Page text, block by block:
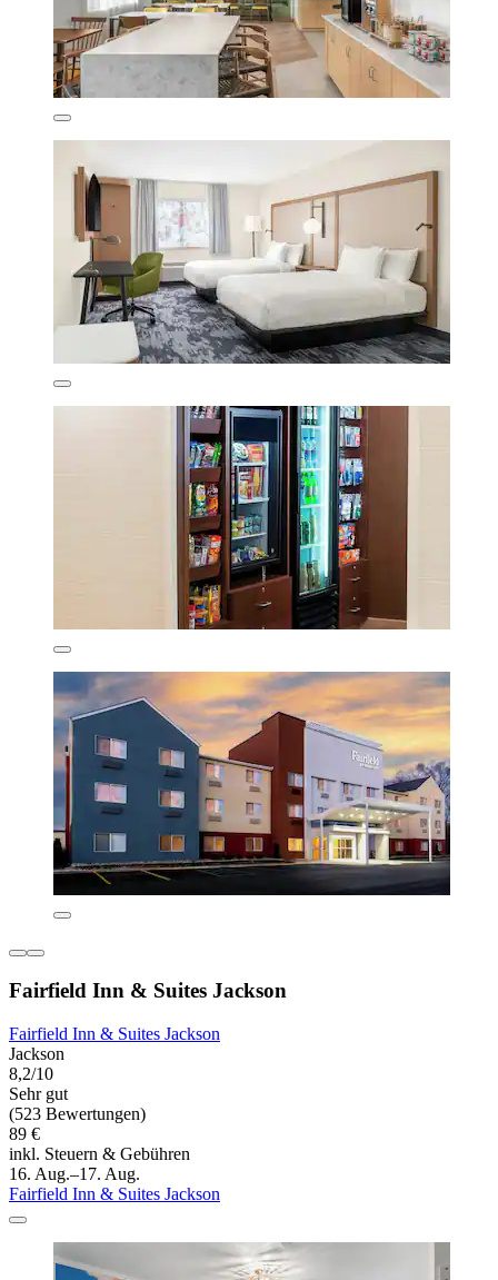
Fairfield Inn & Suites Jackson
Fairfield Inn & Suites Jackson
Jackson
8,2/10
Sehr gut
(523 Bewertungen)
89 €
inkl. Steuern & Gebühren
16. Aug.–17. Aug.
Fairfield Inn & Suites Jackson